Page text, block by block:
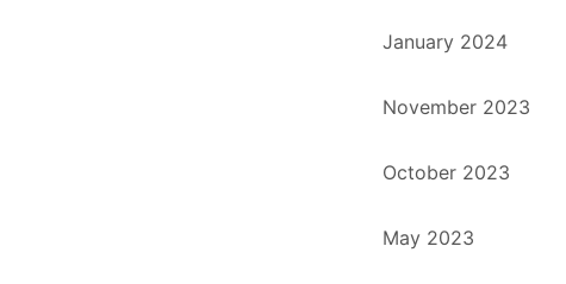
January 2024
November 2023
October 2023
May 2023